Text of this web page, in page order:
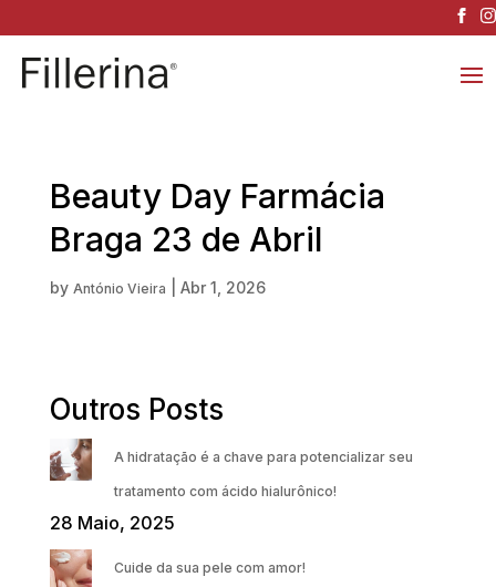
Beauty Day Farmácia
Braga 23 de Abril
by António Vieira Abr 1, 2026
Outros Posts
A hidratação é a chave para potencializar seu
tratamento com ácido hialurônico!
28 Maio, 2025
Cuide da sua pele com amor!